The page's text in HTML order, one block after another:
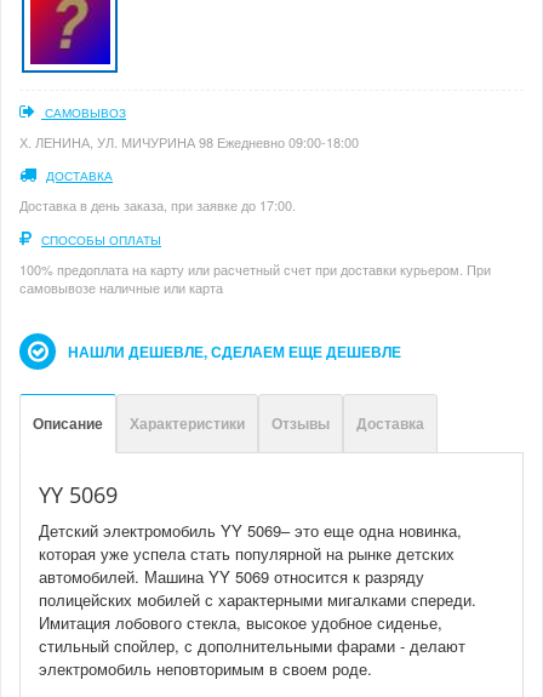
САМОВЫВОЗ
Х. ЛЕНИНА, УЛ. МИЧУРИНА 98 Ежедневно 09:00-18:00
ДОСТАВКА
Доставка в день заказа, при заявке до 17:00.
СПОСОБЫ ОПЛАТЫ
100% предоплата на карту или расчетный счет при доставки курьером. При
самовывозе наличные или карта
НАШЛИ ДЕШЕВЛЕ, СДЕЛАЕМ ЕЩЕ ДЕШЕВЛЕ
Описание Характеристики Отзывы Доставка
YY 5069
Детский электромобиль YY 5069– это еще одна новинка,
которая уже успела стать популярной на рынке детских
автомобилей. Машина YY 5069 относится к разряду
полицейских мобилей с характерными мигалками спереди.
Имитация лобового стекла, высокое удобное сиденье,
стильный спойлер, с дополнительными фарами - делают
электромобиль неповторимым в своем роде.